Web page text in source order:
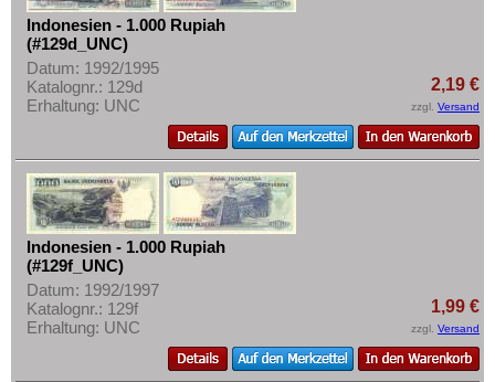
Sri Lanka
Straits Settlements
Süd-Ossetien
Südkorea
Tadschikistan
Taiwan
Thailand
Timor
Turkmenistan
Usbekistan
Vereinigte Arabische Emirate
Indonesien - 1.000 Rupiah
(#129d_UNC)
Datum: 1992/1995
Katalognr.: 129d
Erhaltung: UNC
2,19 €
zzgl. Versand
Indonesien - 1.000 Rupiah
(#129f_UNC)
Datum: 1992/1997
Katalognr.: 129f
Erhaltung: UNC
1,99 €
zzgl. Versand